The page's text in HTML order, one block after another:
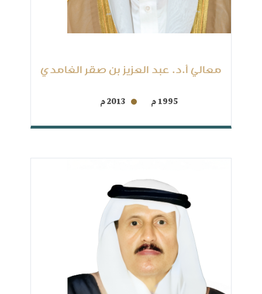
معالي أ.د. عبد العزيز بن صقر الغامدي
1995 م 2013 م